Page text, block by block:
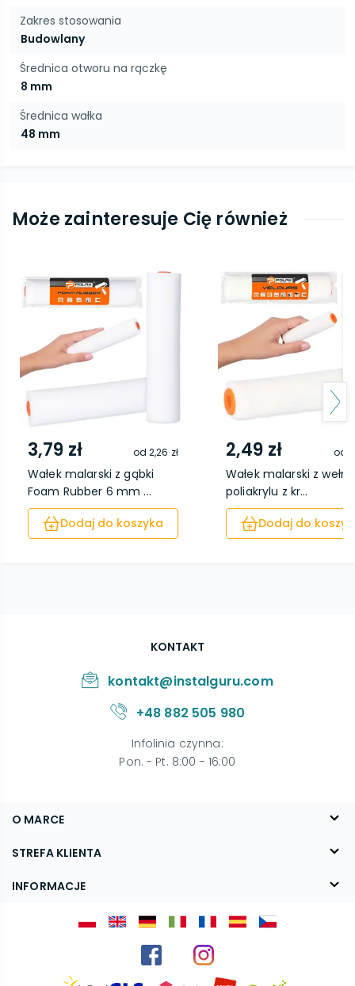
Zakres stosowania
Budowlany
Średnica otworu na rączkę
8 mm
Średnica wałka
48 mm
Może zainteresuje Cię również
3,79 zł od2,26 zł
Wałek malarski z gąbki
Foam Rubber 6 mm ...
Dodaj do koszyka
2,49 zł od
Wałek malarski z
poliakrylu z kr...
Dodaj do
O MARCE
O nas
Blog
STREFA KLIENTA
FAQ
INFORMACJE
KONTAKT
kontakt@instalguru.com
+48 882 505 980
Infolinia czynna:
Pon. - Pt. 8:00 - 16:00